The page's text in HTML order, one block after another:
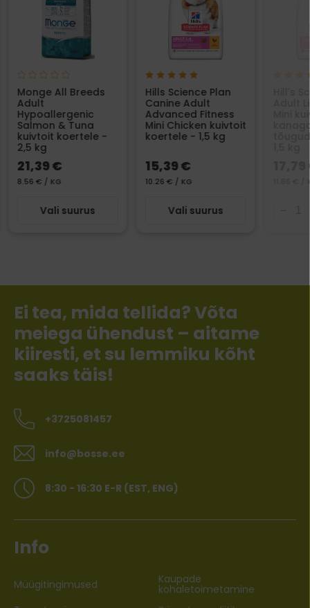
Monge All Breeds
Adult
Hypoallergenic
Salmon & Tuna
kuivtoit koertele -
2,5 kg
21,39 €
8.56 € / KG
Vali suurus
Hills Science Plan
Canine Adult
Advanced Fitness
Mini Chicken kuivtoit
koertele - 1,5 kg
15,39 €
10.26 € / KG
Vali suurus
Mini
11.86 € /
Ei tea, mida tellida? Võta
meiega ühendust – aitame
kiiresti, et su lemmiku kõht
saaks täis!
+3725081457
info@bosse.ee
8:30 - 16:30 E-R (EST, ENG)
Info
Müügitingimused Kaupade
kohaletoimetamine